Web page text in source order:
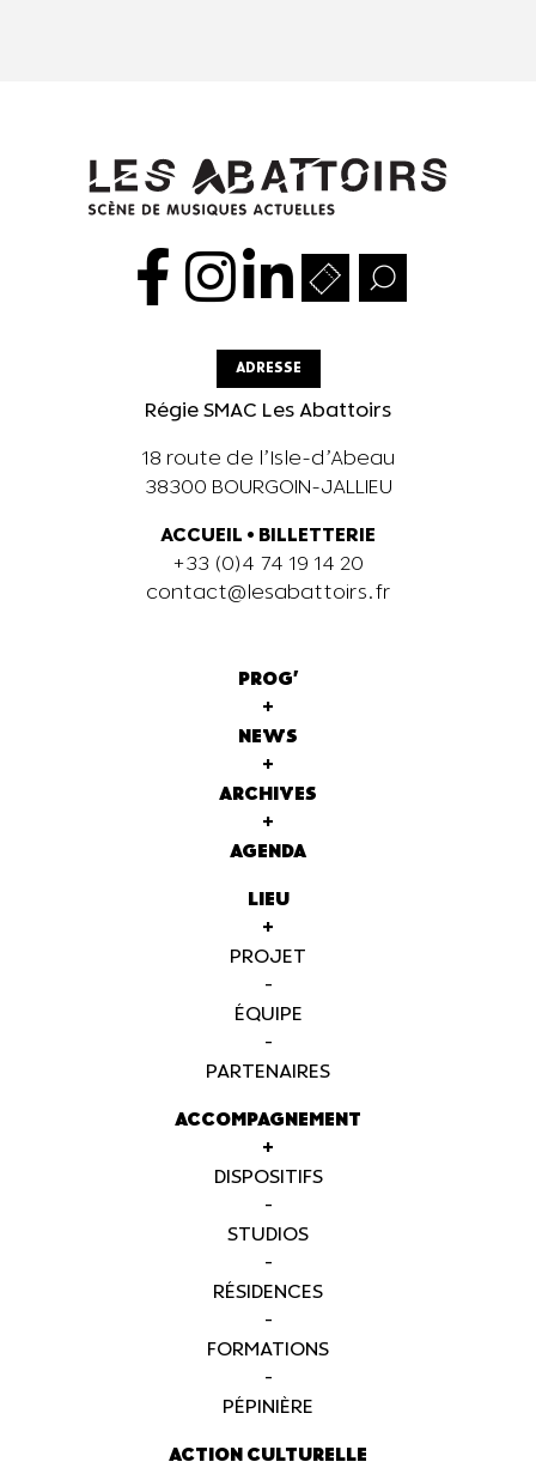
ADRESSE
Régie SMAC Les Abattoirs
18 route de l’Isle-d’Abeau
38300 BOURGOIN-JALLIEU
ACCUEIL • BILLETTERIE
+33 (0)4 74 19 14 20
contact@lesabattoirs.fr
PROG'
+
NEWS
+
ARCHIVES
+
AGENDA
LIEU
+
PROJET
-
ÉQUIPE
-
PARTENAIRES
ACCOMPAGNEMENT
+
DISPOSITIFS
-
STUDIOS
-
RÉSIDENCES
-
FORMATIONS
-
PÉPINIÈRE
ACTION CULTURELLE